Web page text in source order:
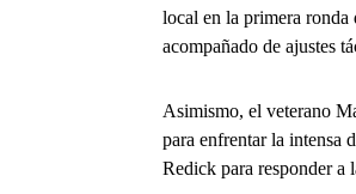
local en la primera
acompañado de ajustes
Asimismo, el veterano
para enfrentar la intensa
Redick para responder a